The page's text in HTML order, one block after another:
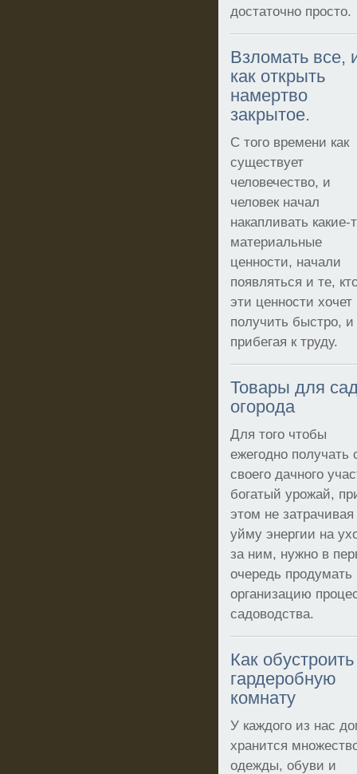
достаточно просто.
Взломать все,
как открыть
намертво
закрытое.
С того времени как
существует
человечество, и
человек начал
накапливать какие-
материальные
ценности, начали
появляться и те,
эти ценности хочет
получить быстро, и
прибегая к труду.
Товары для
огорода
Для того чтобы
ежегодно получать
своего дачного
богатый урожай,
этом не затрачивая
уйму энергии на
за ним, нужно в
очередь продумать
организацию
садоводства.
Как обустроить
гардеробную
комнату
У каждого из нас
хранится
одежды, обуви и